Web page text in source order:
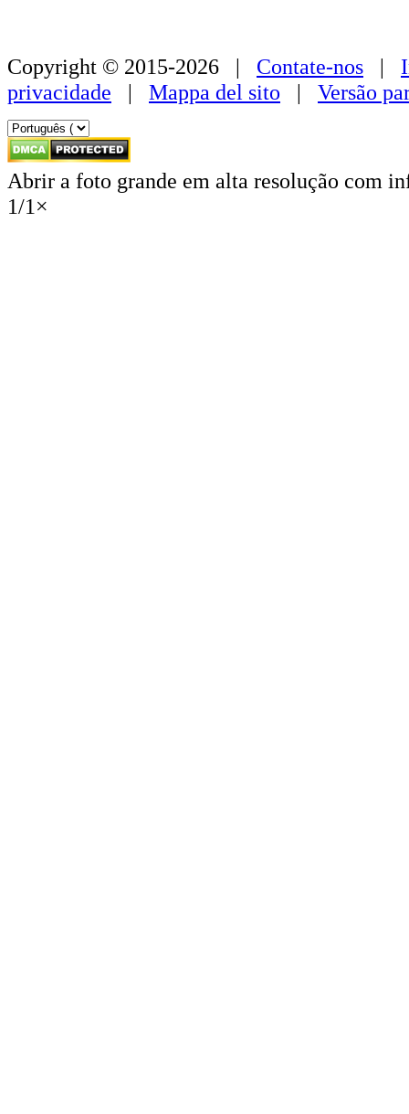
Copyright © 2015-2026 | Contate-nos |
privacidade | Mappa del sito | Versão
Abrir a foto grande em alta resolução com
1/1×